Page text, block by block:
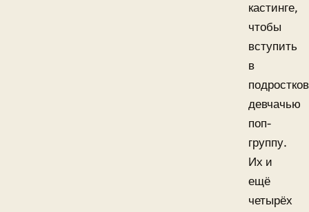
кастинге,
чтобы
вступить
в
девчачью
поп-
группу.
Их и
ещё
четырёх